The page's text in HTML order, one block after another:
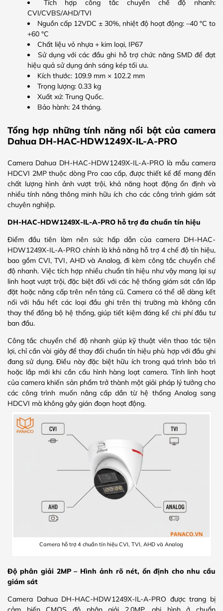
Tích hợp công tắc chuyển chế độ nhanh:
CVI/CVBS/AHD/TVI
Nguồn cấp 12VDC ± 30%, nhiệt độ hoạt động: –40 °C to
+60 °C
Chất liệu vỏ nhựa + kim loại, IP67
Sử dụng với các đầu ghi hỗ trợ chức năng SMD để đạt
hiệu quả sử dụng ánh sáng kép tối ưu.
Kích thước: 109.9 mm × 102.2 mm
Trọng lượng: 0.33 kg
Xuất xứ: Trung Quốc.
Bảo hành: 24 tháng.
Tổng hợp những tính năng nổi bật của camera
Dahua DH-HAC-HDW1249X-IL-A-PRO
Camera Dahua DH-HAC-HDW1249X-IL-A-PRO là mẫu camera
HDCVI 2MP thuộc dòng Pro cao cấp, được thiết kế để mang đến
chất lượng hình ảnh vượt trội, khả năng hoạt động ổn định và
nhiều tính năng thông minh hữu ích cho các công trình giám sát
chuyên nghiệp.
DH-HAC-HDW1249X-IL-A-PRO hỗ trợ đa chuẩn tín hiệu
Điểm đầu tiên làm nên sức hấp dẫn của camera DH-HAC-
HDW1249X-IL-A-PRO chính là khả năng hỗ trợ 4 chế độ tín hiệu,
bao gồm CVI, TVI, AHD và Analog, đi kèm công tắc chuyển chế
độ nhanh. Việc tích hợp nhiều chuẩn tín hiệu như vậy mang lại sự
linh hoạt vượt trội, đặc biệt đối với các hệ thống giám sát cần lắp
đặt hoặc nâng cấp trên nền tảng cũ. Camera có thể dễ dàng kết
nối với hầu hết các loại đầu ghi trên thị trường mà không cần
thay thế đồng bộ hệ thống, giúp tiết kiệm đáng kể chi phí đầu tư
ban đầu.
Công tắc chuyển chế độ nhanh giúp kỹ thuật viên thao tác tiện
lợi, chỉ cần vài giây để thay đổi chuẩn tín hiệu phù hợp với đầu ghi
đang sử dụng. Điều này đặc biệt hữu ích trong quá trình bảo trì
hoặc lắp mới khi cần cấu hình hàng loạt camera. Tính linh hoạt
của camera khiến sản phẩm trở thành một giải pháp lý tưởng cho
các công trình muốn nâng cấp dần từ hệ thống Analog sang
HDCVI mà không gây gián đoạn hoạt động.
Camera hỗ trợ 4 chuẩn tín hiệu CVI, TVI, AHD và Analog
Độ phân giải 2MP – Hình ảnh rõ nét, ổn định cho nhu cầu
giám sát
Camera Dahua DH-HAC-HDW1249X-IL-A-PRO được trang bị